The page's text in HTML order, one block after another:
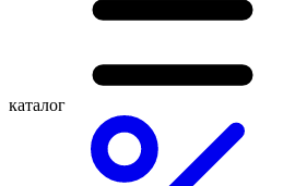
каталог